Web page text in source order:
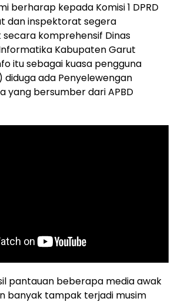
berharap kepada Komisi 1 DPRD
dan inspektorat segera
secara komprehensif Dinas
Kabupaten Garut
itu sebagai kuasa pengguna
diduga ada Penyelewengan
yang bersumber dari APBD
pantauan beberapa media awak
banyak tampak terjadi musim